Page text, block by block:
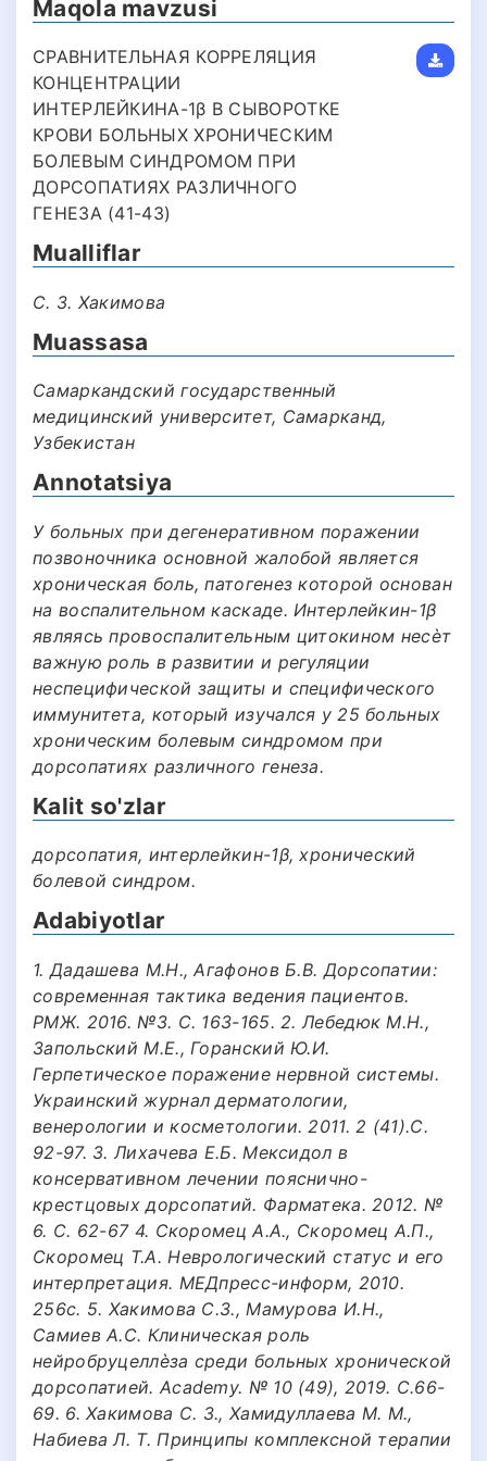
Maqola mavzusi
СРАВНИТЕЛЬНАЯ КОРРЕЛЯЦИЯ
КОНЦЕНТРАЦИИ
ИНТЕРЛЕЙКИНА-1β В СЫВОРОТКЕ
КРОВИ БОЛЬНЫХ ХРОНИЧЕСКИМ
БОЛЕВЫМ СИНДРОМОМ ПРИ
ДОРСОПАТИЯХ РАЗЛИЧНОГО
ГЕНЕЗА (41-43)
Mualliflar
С. З. Хакимова
Muassasa
Самаркандский государственный
медицинский университет, Самарканд,
Узбекистан
Annotatsiya
У больных при дегенеративном поражении
позвоночника основной жалобой является
хроническая боль, патогенез которой основан
на воспалительном каскаде. Интерлейкин-1β
являясь провоспалительным цитокином несѐт
важную роль в развитии и регуляции
неспецифической защиты и специфического
иммунитета, который изучался у 25 больных
хроническим болевым синдромом при
дорсопатиях различного генеза.
Kalit so'zlar
дорсопатия, интерлейкин-1β, хронический
болевой синдром.
Adabiyotlar
1. Дадашева М.Н., Агафонов Б.В. Дорсопатии:
современная тактика ведения пациентов.
РМЖ. 2016. №3. С. 163-165. 2. Лебедюк М.Н.,
Запольский М.Е., Горанский Ю.И.
Герпетическое поражение нервной системы.
Украинский журнал дерматологии,
венерологии и косметологии. 2011. 2 (41).С.
92-97. 3. Лихачева Е.Б. Мексидол в
консервативном лечении пояснично-
крестцовых дорсопатий. Фарматека. 2012. №
6. С. 62-67 4. Скоромец А.А., Скоромец А.П.,
Скоромец Т.А. Неврологический статус и его
интерпретация. МЕДпресс-информ, 2010.
256с. 5. Хакимова С.З., Мамурова И.Н.,
Самиев А.С. Клиническая роль
нейробруцеллѐза среди больных хронической
дорсопатией. Academy. № 10 (49), 2019. С.66-
69. 6. Хакимова С. З., Хамидуллаева М. М.,
Набиева Л. Т. Принципы комплексной терапии